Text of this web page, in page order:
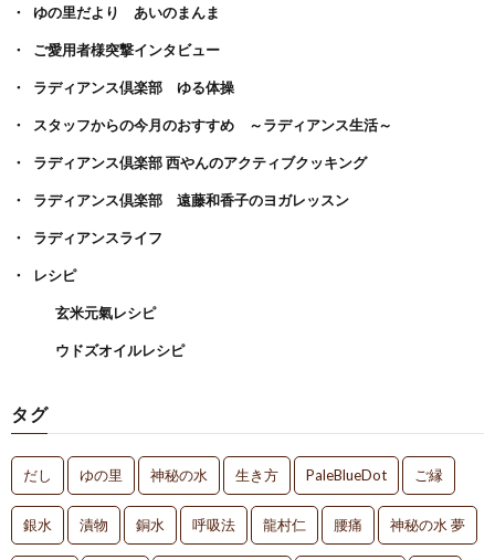
ゆの里だより あいのまんま
ご愛用者様突撃インタビュー
ラディアンス倶楽部 ゆる体操
スタッフからの今月のおすすめ ～ラディアンス生活～
ラディアンス倶楽部 西やんのアクティブクッキング
ラディアンス倶楽部 遠藤和香子のヨガレッスン
ラディアンスライフ
レシピ
玄米元氣レシピ
ウドズオイルレシピ
タグ
だし ゆの里 神秘の水 生き方 PaleBlueDot ご縁
銀水 漬物 銅水 呼吸法 龍村仁 腰痛 神秘の水 夢